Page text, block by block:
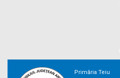
Primăria Teiu